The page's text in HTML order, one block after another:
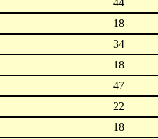
44
18
34
18
47
22
18